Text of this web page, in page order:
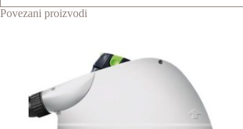
Povezani proizvodi